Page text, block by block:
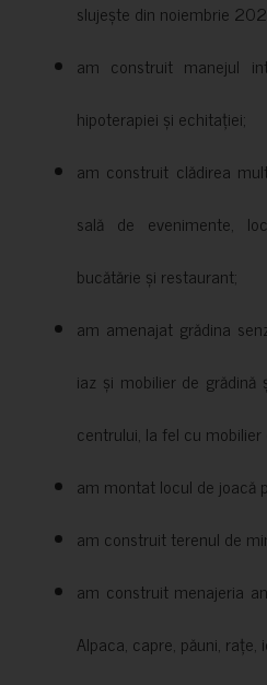
slujește din noiembrie
am construit manejul
hipoterapiei și echitației;
am construit clădirea
sală de evenimente,
bucătărie și restaurant;
am amenajat grădina
iaz și mobilier de grădină
centrului, la fel cu
am montat locul de joacă
am construit terenul de
am construit menajeria
Alpaca, capre, păuni, rațe,